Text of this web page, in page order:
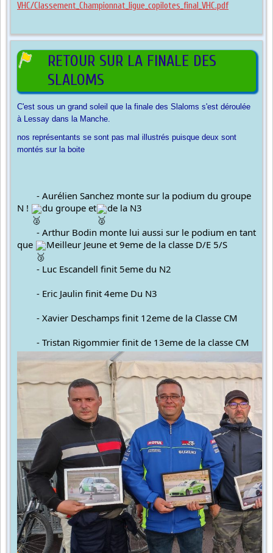
VHC/Classement_Championnat_ligue_copilotes_final_VHC.pdf
RETOUR SUR LA FINALE DES
SLALOMS
C'est sous un grand soleil que la finale des Slaloms s'est déroulée
à Lessay dans la Manche.
nos représentants se sont pas mal illustrés puisque deux sont
montés sur la boite
N !
du groupe et
de la N3
que
Meilleur Jeune et 9eme de la classe D/E 5/S
	- Luc Escandell finit 5eme du N2
	-
Eric Jaulin finit 4eme Du N3
	- Xavier Deschamps finit 12eme de la Classe CM
	- Tristan Rigommier finit de 13eme de la classe CM